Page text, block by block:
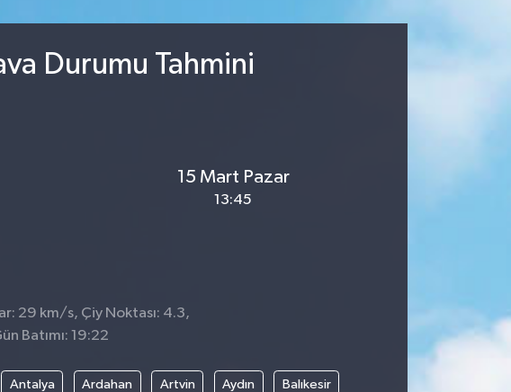
Durumu Tahmini
15 Mart Pazar
13:45
29 km/s, Çiy Noktası: 4.3,
Batımı: 19:22
Antalya Ardahan Artvin Aydın Balıkesir